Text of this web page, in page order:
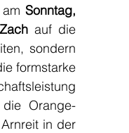
Sonntag,
sondern
Orange-
in der